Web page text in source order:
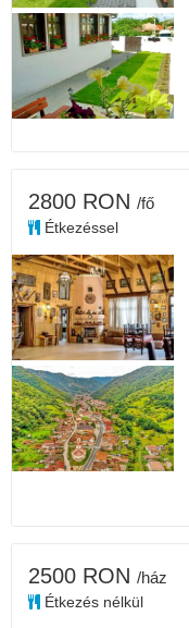
2800 RON /fő
Étkezéssel
2500 RON /ház
Étkezés nélkül